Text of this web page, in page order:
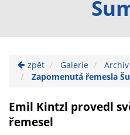
zpět Galerie
Archiv
Zapomenutá řemesla
Emil Kintzl provedl
řemesel